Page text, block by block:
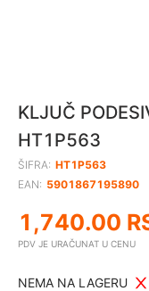
KLJUČ
HT1P563
ŠIFRA: HT1P563
EAN: 5901867195890
1,740.00
PDV JE URAČUNAT U CENU
NEMA NA LAGERU